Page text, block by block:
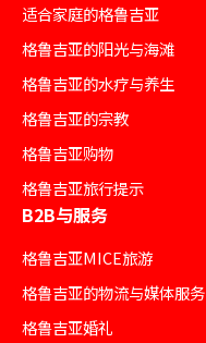
适合家庭的格鲁吉亚
格鲁吉亚的阳光与海滩
格鲁吉亚的水疗与养生
格鲁吉亚的宗教
格鲁吉亚购物
格鲁吉亚旅行提示
B2B与服务
格鲁吉亚MICE旅游
格鲁吉亚的物流与媒体服务
格鲁吉亚婚礼